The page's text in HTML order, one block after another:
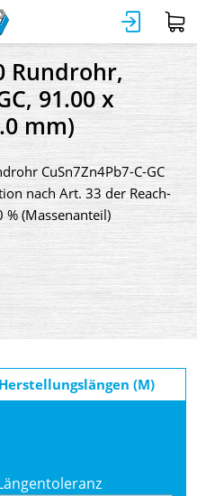
Rundrohr,
91.00 x
mm)
CuSn7Zn4Pb7-C-GC
nach Art. 33 der Reach-
(Massenanteil)
Herstellungslängen (M)